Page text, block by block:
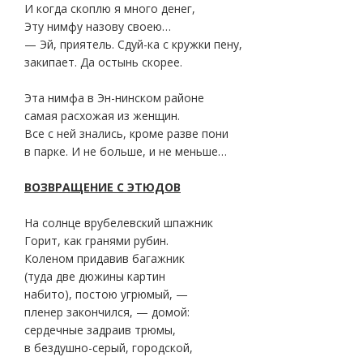
И когда скоплю я много денег,
Эту нимфу назову своею…
— Эй, приятель. Сдуй-ка с кружки пену,
закипает. Да остынь скорее.
Эта нимфа в Эн-нинском районе
самая расхожая из женщин.
Все с ней знались, кроме разве пони
в парке. И не больше, и не меньше…
ВОЗВРАЩЕНИЕ С ЭТЮДОВ
На солнце врубелевский шпажник
Горит, как гранями рубин.
Коленом придавив багажник
(туда две дюжины картин
набито), постою угрюмый, —
пленер закончился, — домой:
сердечные задраив трюмы,
в бездушно-серый, городской,